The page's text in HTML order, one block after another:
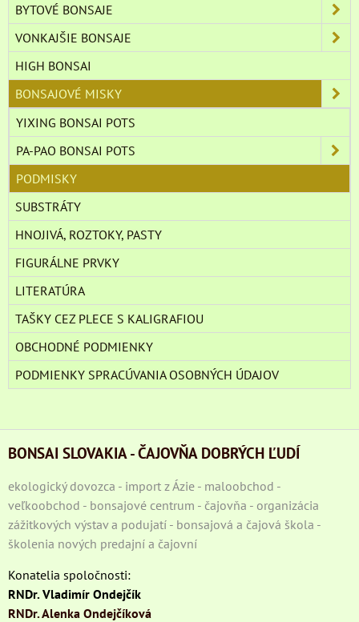
BYTOVÉ BONSAJE
VONKAJŠIE BONSAJE
HIGH BONSAI
BONSAJOVÉ MISKY
YIXING BONSAI POTS
PA-PAO BONSAI POTS
PODMISKY
SUBSTRÁTY
HNOJIVÁ, ROZTOKY, PASTY
FIGURÁLNE PRVKY
LITERATÚRA
TAŠKY CEZ PLECE S KALIGRAFIOU
OBCHODNÉ PODMIENKY
PODMIENKY SPRACÚVANIA OSOBNÝCH ÚDAJOV
BONSAI SLOVAKIA - ČAJOVŇA DOBRÝCH ĽUDÍ
ekologický dovozca - import z Ázie - maloobchod -
veľkoobchod - bonsajové centrum - čajovňa - organizácia
zážitkových výstav a podujatí - bonsajová a čajová škola -
školenia nových predajní a čajovní
Konatelia spoločnosti:
RNDr. Vladimír Ondejčík
RNDr. Alenka Ondejčíková